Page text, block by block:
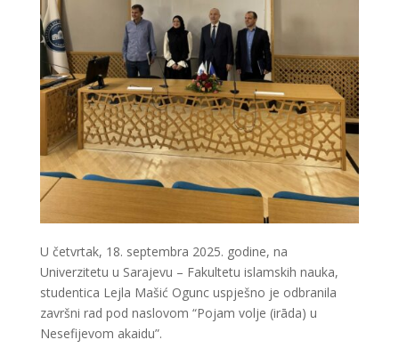
U četvrtak, 18. septembra 2025. godine, na
Univerzitetu u Sarajevu – Fakultetu islamskih nauka,
studentica Lejla Mašić Ogunc uspješno je odbranila
završni rad pod naslovom “Pojam volje (irāda) u
Nesefijevom akaidu”.